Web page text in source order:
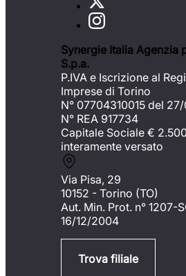
Synergie Italia Agenzia
S.p.a.
P.IVA e Iscrizione al
Imprese di Torino
N° 07704310015 del
N° REA 917734
Capitale Sociale €
interamente versato
Via Pisa, 29
10152 - Torino (TO)
Aut. Min. Prot. n° 1207-
16/12/2004
Trova filiale